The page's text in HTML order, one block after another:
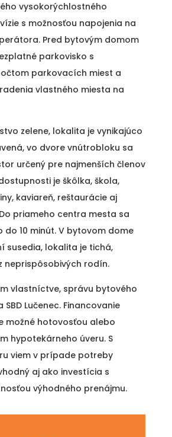
vysokorýchlostného
s možnosťou napojenia na
Pred bytovým domom
parkovisko s
parkovacích miest a
vlastného miesta na
zelene, lokalita je vynikajúco
vo dvore vnútrobloku sa
určený pre najmenších členov
je škôlka, škola,
kaviareň, reštaurácie aj
priameho centra mesta sa
do 10 minút. V bytovom dome
susedia, lokalita je tichá,
neprispôsobivých rodín.
vlastníctve, správu bytového
Lučenec. Financovanie
možné hotovosťou alebo
hypotekárneho úveru. S
viem v prípade potreby
aj ako investícia s
výhodného prenájmu.